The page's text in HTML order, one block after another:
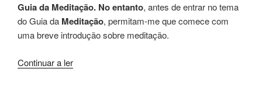
Guia da Meditação. No entanto, antes de entrar no tema
do Guia da Meditação, permitam-me que comece com
uma breve introdução sobre meditação.
Continuar a ler